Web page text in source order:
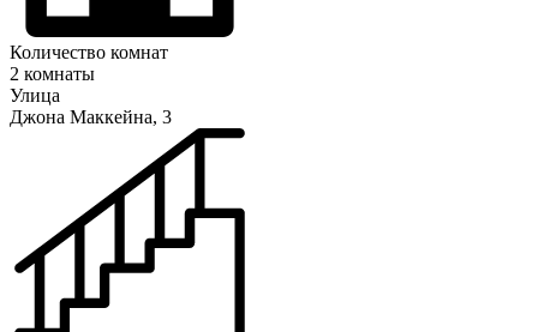
Количество комнат
2 комнаты
Улица
Джона Маккейна, 3